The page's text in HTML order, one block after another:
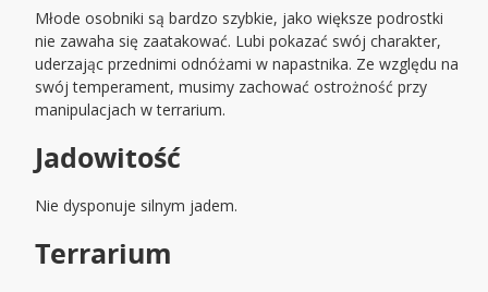
Młode osobniki są bardzo szybkie, jako większe podrostki
nie zawaha się zaatakować. Lubi pokazać swój charakter,
uderzając przednimi odnóżami w napastnika. Ze względu na
swój temperament, musimy zachować ostrożność przy
manipulacjach w terrarium.
Jadowitość
Nie dysponuje silnym jadem.
Terrarium